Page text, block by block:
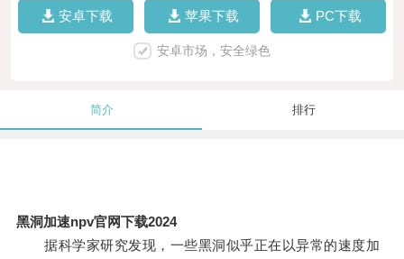
安卓下载 苹果下载 PC下载
安卓市场，安全绿色
简介 排行
黑洞加速npv官网下载2024
据科学家研究发现，一些黑洞似乎正在以异常的速度加